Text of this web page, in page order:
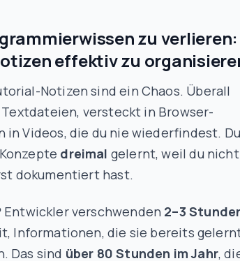
zu
effektiv zu
Notizen sind ein Chaos. Überall
versteckt in Browser-
in Videos, die du nie wiederfindest. Du
dreimal gelernt, weil du nicht
dokumentiert hast.
Entwickler verschwenden 2–3
Informationen, die sie bereits
Das sind über 80 Stunden im Jahr,